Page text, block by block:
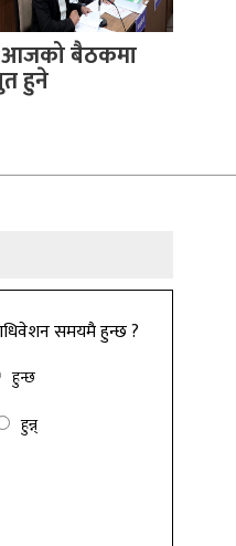
आजको बैठकमा
हुने
समयमै हुन्छ ?
हुन्छ
हुन्न्